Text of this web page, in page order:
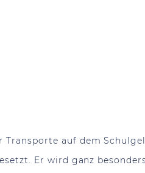
Transporte auf dem
Er wird ganz